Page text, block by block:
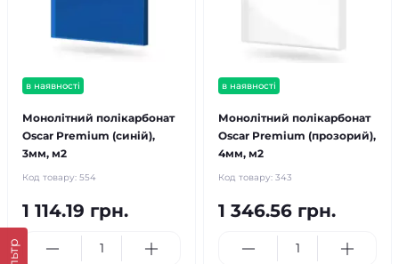
в наявності
Монолітний полікарбонат
Oscar Premium (синій),
3мм, м2
Код товару: 554
1 114.19 грн.
в наявності
Монолітний полікарбонат
Oscar Premium (прозорий),
4мм, м2
Код товару: 343
1 346.56 грн.